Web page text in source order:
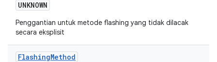
UNKNOWN
Penggantian untuk metode flashing yang tidak dilacak
secara eksplisit
FlashingMethod